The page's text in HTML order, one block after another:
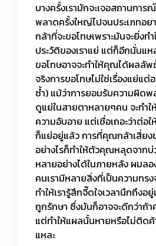
บางครั้งเรามักจะเจอสถานกา
พลาดครั้งใหญ่ไปจนประเภทอย
กล้าที่จะขอโทษเพราะมันจะยิ่ง
ประวัติของเราแย่ แต่ก็อีกนั่นแห
ขอโทษอาจจะทำให้คุณได้ผลลั
จริงการขอโทษไม่ใช่เรื่องแย่แต่
ซ้ำ) แม้ว่าการยอมรับความผิด
ดูแย่ในสายตาหลายๆคน จะท
ความอับอาย แต่เชื่อเถอะว่าต่
ก็แย่อยู่แล้ว การที่คุณกล้าเสี่ยง
อย่างไรก็ทำให้ตัวคุณหลุดจาก
หลายอย่างได้ในภายหลัง ผมล
คนเรามีหลายสิ่งที่เป็นความทร
ทำให้เรารู้สึกจี๊ดใจเวลานึกถึงอ
ถูกรักษา ซึ่งมันก็อาจจะดีกว่าถ้
แต่ทำให้แผลนั้นหายหรือไม่ติดค้
แหละ